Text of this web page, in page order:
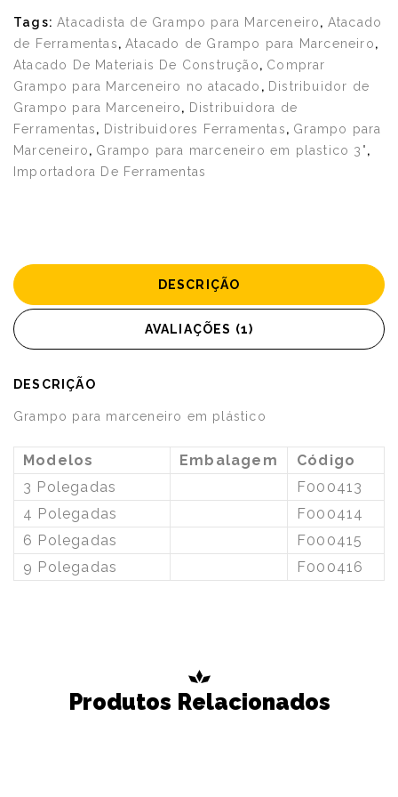
Tags:Atacadista de Grampo para Marceneiro, Atacado
de Ferramentas,Atacado de Grampo para Marceneiro,
Atacado De Materiais De Construção, Comprar
Grampo para Marceneiro no atacado , Distribuidor de
Grampo para Marceneiro, Distribuidora de
Ferramentas, Distribuidores Ferramentas, Grampo para
Marceneiro, Grampo para marceneiro em plastico 3",
Importadora De Ferramentas
DESCRIÇÃO
AVALIAÇÕES (1)
DESCRIÇÃO
Grampo para marceneiro em plástico
Modelos Embalagem
Código
3 Polegadas
F000413
4 Polegadas
F000414
6 Polegadas
F000415
9 Polegadas
F000416
Produtos Relacionados